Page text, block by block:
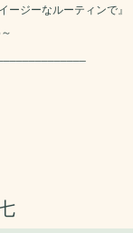
ージーなルーティンで』